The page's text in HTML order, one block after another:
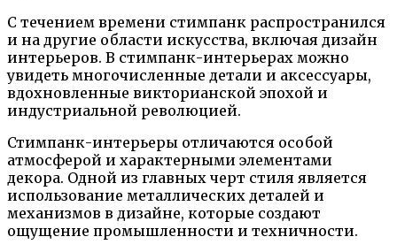
С течением времени стимпанк распространился
и на другие области искусства, включая дизайн
интерьеров. В стимпанк-интерьерах можно
увидеть многочисленные детали и аксессуары,
вдохновленные викторианской эпохой и
индустриальной революцией.
Стимпанк-интерьеры отличаются особой
атмосферой и характерными элементами
декора. Одной из главных черт стиля является
использование металлических деталей и
механизмов в дизайне, которые создают
ощущение промышленности и техничности.